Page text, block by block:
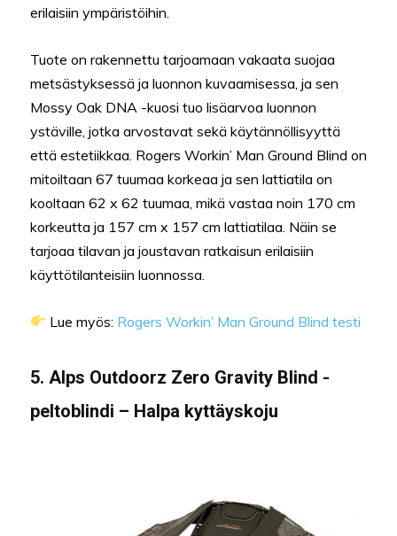
erilaisiin ympäristöihin.
Tuote on rakennettu tarjoamaan vakaata suojaa
metsästyksessä ja luonnon kuvaamisessa, ja sen
Mossy Oak DNA -kuosi tuo lisäarvoa luonnon
ystäville, jotka arvostavat sekä käytännöllisyyttä
että estetiikkaa. Rogers Workin’ Man Ground Blind on
mitoiltaan 67 tuumaa korkeaa ja sen lattiatila on
kooltaan 62 x 62 tuumaa, mikä vastaa noin 170 cm
korkeutta ja 157 cm x 157 cm lattiatilaa. Näin se
tarjoaa tilavan ja joustavan ratkaisun erilaisiin
käyttötilanteisiin luonnossa.
Lue myös: Rogers Workin’ Man Ground Blind testi
5. Alps Outdoorz Zero Gravity Blind -
peltoblindi – Halpa kyttäyskoju